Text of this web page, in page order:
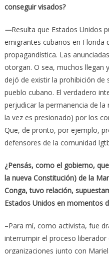
conseguir visados?
—Resulta que Estados Unidos
emigrantes cubanos en Florida
propagandística. Las
otorgan. O sea, muchos llegan
dejó de existir la prohibición de
pueblo cubano. El verdadero
perjudicar la permanencia de
la vez es presionado) por los
Que, de pronto, por ejemplo,
defensores de la comunidad
¿Pensás, como el gobierno,
la nueva Constitución) de la
Conga, tuvo relación,
Estados Unidos en momentos
–Para mí, como activista, fue
interrumpir el proceso liberador
organizaciones junto con